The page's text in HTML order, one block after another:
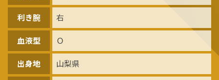
利き腕 右
血液型 Ｏ
出身地 山梨県